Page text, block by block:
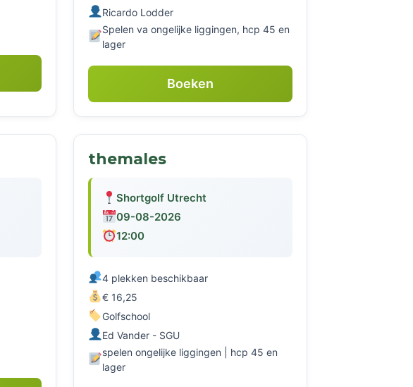
Ricardo Lodder
Spelen va ongelijke liggingen, hcp 45 en
lager
Boeken
themales
Shortgolf Utrecht
09-08-2026
12:00
4 plekken beschikbaar
€ 16,25
Golfschool
Ed Vander - SGU
spelen ongelijke liggingen | hcp 45 en
lager